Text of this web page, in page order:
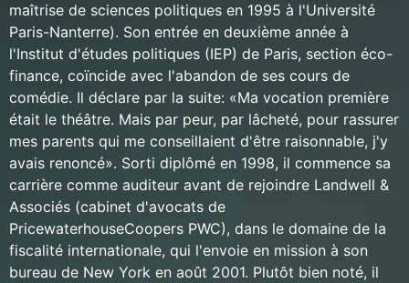
maîtrise de sciences politiques en 1995 à l'Université
Paris-Nanterre). Son entrée en deuxième année à
l'Institut d'études politiques (IEP) de Paris, section éco-
finance, coïncide avec l'abandon de ses cours de
comédie. Il déclare par la suite: «Ma vocation première
était le théâtre. Mais par peur, par lâcheté, pour rassurer
mes parents qui me conseillaient d'être raisonnable, j'y
avais renoncé». Sorti diplômé en 1998, il commence sa
carrière comme auditeur avant de rejoindre Landwell &
Associés (cabinet d'avocats de
PricewaterhouseCoopers PWC), dans le domaine de la
fiscalité internationale, qui l'envoie en mission à son
bureau de New York en août 2001. Plutôt bien noté, il